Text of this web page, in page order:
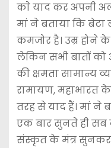
काे याद कर अपनी
मां ने बताया कि
कमजोर है। उम्र होने
लेकिन सभी बातों को
की क्षमता सामान्य
रामायण, महाभारत
तरह से याद हैं। मां ने
एक बार सुनते ही सब
संस्कृत के मंत्र सुनकर